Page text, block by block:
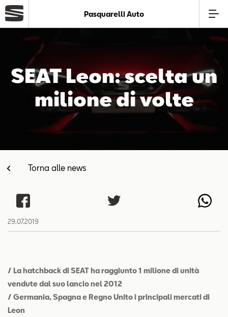
Azienda
Modelli
Offerte
Business
SEAT Usato Certificato
Contatti
Pasquarelli Auto
SEAT Leon: scelta un
milione di volte
Torna alle news
29.07.2019
/ La hatchback di SEAT ha raggiunto 1 milione di unità
vendute dal suo lancio nel 2012
/ Germania, Spagna e Regno Unito i principali mercati di
Leon